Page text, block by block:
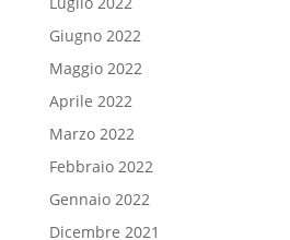
Giugno 2022
Maggio 2022
Aprile 2022
Marzo 2022
Febbraio 2022
Gennaio 2022
Dicembre 2021